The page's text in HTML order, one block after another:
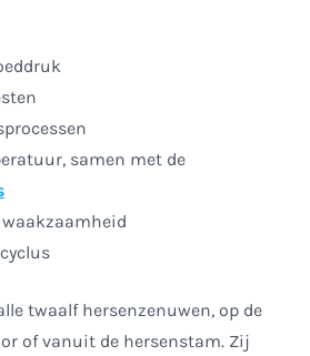
samen met de
twaalf hersenzenuwen, op de
of vanuit de hersenstam. Zij